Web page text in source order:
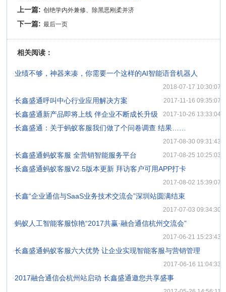
上一篇: 创绝学内外兼修、除黑恶刚柔并济
下一篇: 最后一页
相关阅读：
·业绩不够，神器来凑，你需要一个这样的AI智能语音机器人
2018-07-17 10:30:07
·长鑫盛通呼叫中心行业应用解决方案 2017-11-16 09:35:07
·长鑫盛通新产品即将上线 伴企业不断成长升级 2017-10-26 13:33:04
·长鑫盛通：关于蚂蚁客服我们做了个问卷调查 结果……
2017-08-30 09:31:43
·长鑫盛通蚂蚁客服 全营销智能服务平台 2017-08-25 10:25:03
·长鑫盛通蚂蚁客服V2.5版本更新 拜访客户可用APP打卡
2017-08-02 15:39:07
·长鑫“企业通信与SaaS业务技术交流会”深圳站圆满结束
2017-07-03 09:34:30
·蚂蚁人工智能客服惊艳“2017共赢·融合通信杭州交流会”
2017-06-21 15:23:43
·长鑫盛通蚂蚁客服六大优势 让企业实现智能客服与营销管理
2017-06-16 11:04:33
·2017融合通信会杭州站启动 长鑫盛通邀您共享盛事